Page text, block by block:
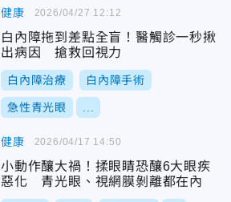
健康
白內障拖到差點全盲！醫觸診一秒揪
出病因 搶救回視力
白內障治療 白內障手術
急性青光眼
2026/04/27 12:12
健康
小動作釀大禍！揉眼睛恐釀6大眼疾
惡化 青光眼、視網膜剝離都在內
2026/04/17 14:50